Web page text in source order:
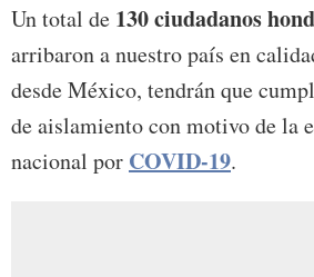
Un total de 130 ciudadanos
arribaron a nuestro país en
desde México, tendrán que
de aislamiento con motivo de la
nacional por COVID-19.